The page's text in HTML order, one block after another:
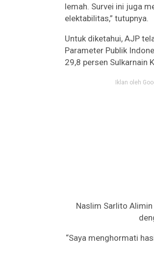
lemah. Survei ini juga
elektabilitas,” tutupnya.
Untuk diketahui, AJP
Parameter Publik
29,8 persen Sulkarnain
Iklan oleh
Naslim Sarlito
“Saya menghormati